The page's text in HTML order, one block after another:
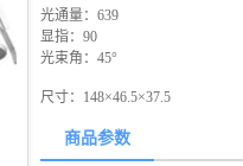
光通量：639
显指：90
光束角：45°
尺寸：148×46.5×37.5
商品参数